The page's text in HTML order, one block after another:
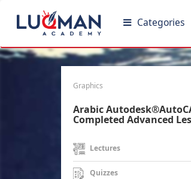
Categories
Graphics
Arabic
Completed Advanced
Lectures
Quizzes